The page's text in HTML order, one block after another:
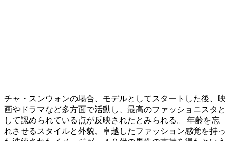
チャ・スンウォンの場合、モデルとしてスタートした後、映
画やドラマなど多方面で活動し、最高のファッショニスタと
して認められている点が反映されたとみられる。 年齢を忘
れさせるスタイルと外貌、卓越したファッション感覚を持っ